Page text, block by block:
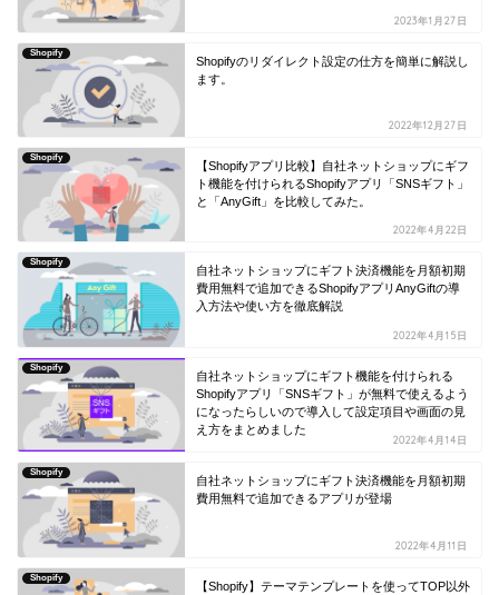
2023年1月27日
Shopify
Shopifyのリダイレクト設定の仕方を簡単に解説し
ます。
2022年12月27日
Shopify
【Shopifyアプリ比較】自社ネットショップにギフ
ト機能を付けられるShopifyアプリ「SNSギフト」
と「AnyGift」を比較してみた。
2022年4月22日
Shopify
自社ネットショップにギフト決済機能を月額初期
費用無料で追加できるShopifyアプリAnyGiftの導
入方法や使い方を徹底解説
2022年4月15日
Shopify
自社ネットショップにギフト機能を付けられる
Shopifyアプリ「SNSギフト」が無料で使えるよう
になったらしいので導入して設定項目や画面の見
え方をまとめました
2022年4月14日
Shopify
自社ネットショップにギフト決済機能を月額初期
費用無料で追加できるアプリが登場
2022年4月11日
Shopify
【Shopify】テーマテンプレートを使ってTOP以外